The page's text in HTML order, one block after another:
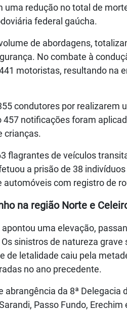
redução no total de
federal gaúcha.
de abordagens,
No combate à
motoristas, resultando na
condutores por realizarem
notificações foram
crianças.
flagrantes de veículos
a prisão de 38
com registro de
na região Norte e
uma elevação,
sinistros de natureza grave
de letalidade caiu pela
no ano precedente.
da 8ª Delegacia
Passo Fundo,